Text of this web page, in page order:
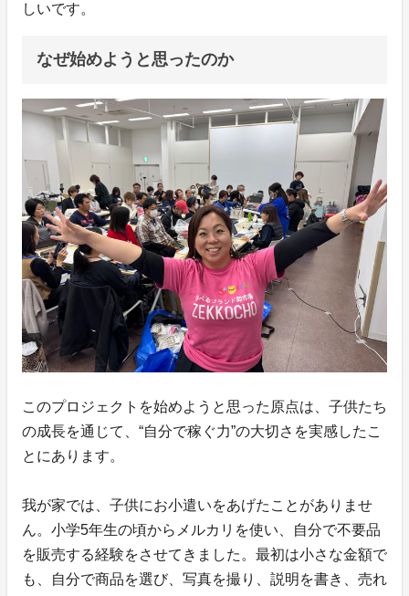
しいです。
なぜ始めようと思ったのか
このプロジェクトを始めようと思った原点は、子供たち
の成長を通じて、“自分で稼ぐ力”の大切さを実感したこ
とにあります。
我が家では、子供にお小遣いをあげたことがありませ
ん。小学5年生の頃からメルカリを使い、自分で不要品
を販売する経験をさせてきました。最初は小さな金額で
も、自分で商品を選び、写真を撮り、説明を書き、売れ